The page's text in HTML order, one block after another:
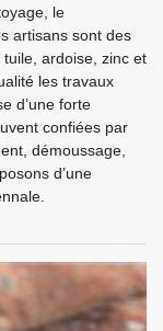
le
artisans sont des
ardoise, zinc et
les travaux
d’une forte
confiées par
démoussage,
d’une